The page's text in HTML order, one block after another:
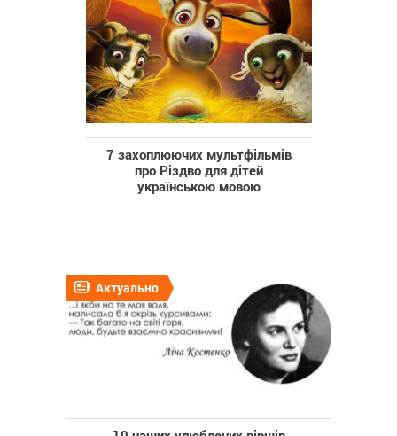
7 захоплюючих мультфільмів
про Різдво для дітей
українською мовою
Актуально